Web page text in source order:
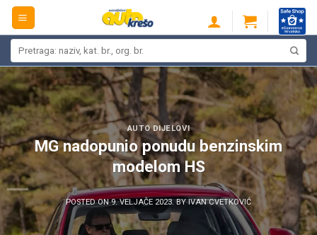
Skip
content
AUTO DIJELOVI
MG nadopunio ponudu benzinskim
modelom HS
POSTED ON9. VELJAČE 2023. BYIVAN CVETKOVIĆ